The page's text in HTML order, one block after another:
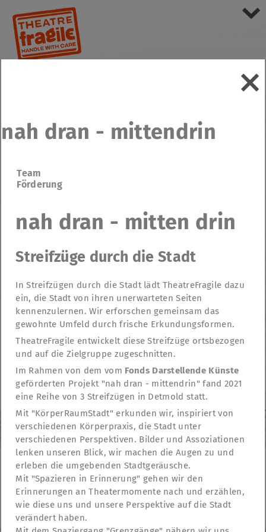
nah dran - mittendrin
Team
Förderung
nah dran - mitten drin
Streifzüge durch die Stadt
In Streifzügen durch die Stadt lädt TheatreFragile dazu
ein, die Stadt von ihren unerwarteten Seiten
kennenzulernen. Wir erforschen gemeinsam das
gewohnte Umfeld durch frische Erkundungsformen.
TheatreFragile entwickelt diese Streifzüge ortsbezogen
und auf die Zielgruppe zugeschnitten.
Im Rahmen von dem vom Fonds Darstellende Künste
geförderten Projekt "nah dran - mittendrin" fand 2021
eine Reihe von 3 Streifzügen in Detmold statt.
Mit "KörperRaumStadt" erkunden wir, inspiriert von
verschiedenen Körperpraxis, die Stadt unter
verschiedenen Perspektiven. Bilder und Assoziationen
lenken unseren Blick, wir machen die Augen zu und
erleben die umgebenden Stadtgeräusche.
Mit "Spazieren in Erinnerung" gehen wir den
Erinnerungen an Theatermomente nach und erzählen,
wie diese uns und unsere Perspektive auf die Stadt
verändert haben.
TheatreFragile
. Donations . Subvention .
Contact
. déclaration de confidentialité